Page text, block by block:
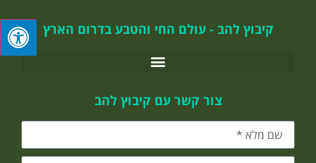
קיבוץ להב - עולם החי והטבע בדרום הארץ
צור קשר עם קיבוץ להב